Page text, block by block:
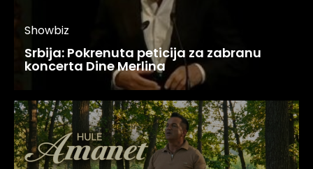
Showbiz
Srbija: Pokrenuta peticija za zabranu
koncerta Dine Merlina